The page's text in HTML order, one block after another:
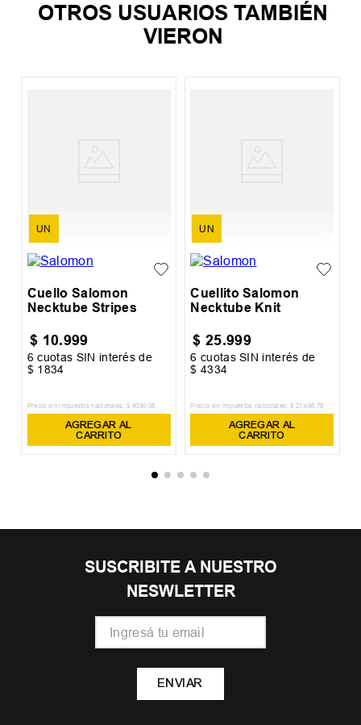
OTROS USUARIOS TAMBIÉN
VIERON
UN
Cuello Salomon
Necktube Stripes
$ 10.999
6 cuotas SIN interés de
$ 1834
Precio sin impuestos nacionales: $ 9090,08
AGREGAR AL
CARRITO
UN
Cuellito Salomon
Necktube Knit
$ 25.999
6 cuotas SIN interés de
$ 4334
Precio sin impuestos nacionales: $ 21 .486,78
AGREGAR AL
CARRITO
SUSCRIBITE A NUESTRO
NESWLETTER
ENVIAR